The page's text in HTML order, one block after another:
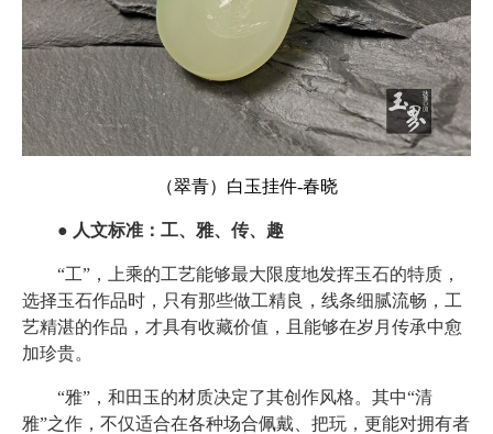
（翠青）白玉挂件-春晓
● 人文标准：工、雅、传、趣
“工”，上乘的工艺能够最大限度地发挥玉石的特质，
选择玉石作品时，只有那些做工精良，线条细腻流畅，工
艺精湛的作品，才具有收藏价值，且能够在岁月传承中愈
加珍贵。
“雅”，和田玉的材质决定了其创作风格。其中“清
雅”之作，不仅适合在各种场合佩戴、把玩，更能对拥有者